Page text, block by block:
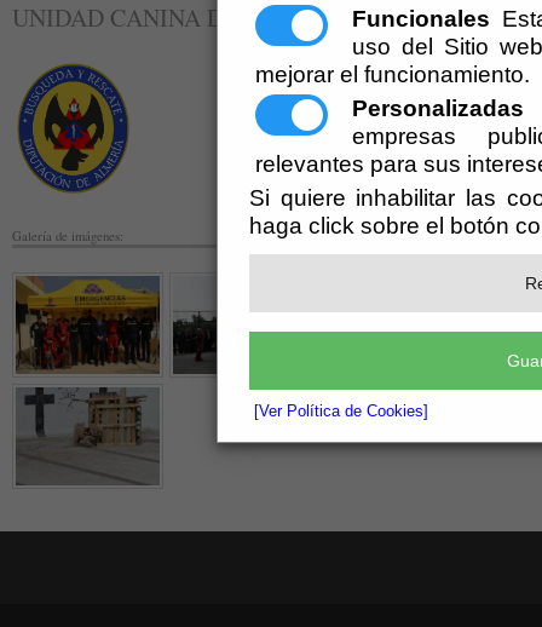
Funcionales
uso del Sitio
mejorar el funcionamiento.
Personalizadas
empresas
relevantes para sus
Si quiere inhabilitar las
haga click sobre el botón
[Ver Política de Cookies]
UNIDAD CANINA DE BÚSQUEDA Y RESCATE
Galería de imágenes: